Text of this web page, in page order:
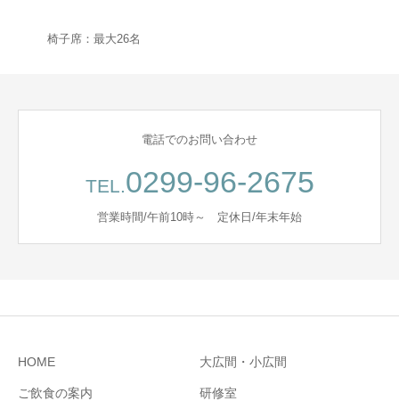
椅子席：最大26名
電話でのお問い合わせ
TEL.0299-96-2675
営業時間/午前10時～ 定休日/年末年始
HOME 大広間・小広間
ご飲食の案内 研修室